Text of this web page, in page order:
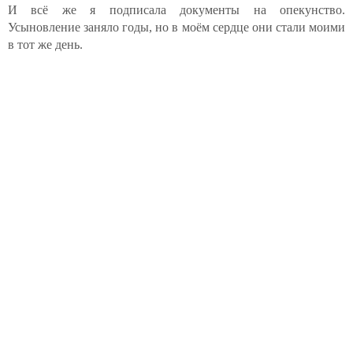
И всё же я подписала документы на опекунство.
Усыновление заняло годы, но в моём сердце они стали моими
в тот же день.